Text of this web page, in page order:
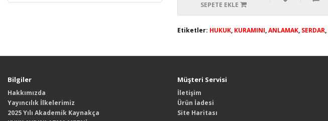
SEPETE EKLE
Etiketler: HUKUK, KURAMINI,ANLAMAK, SERDAR,
Bilgiler
Hakkımızda
Yayıncılık İlkelerimiz
2025 Yılı Akademik Kaynakça
Müşteri Servisi
İletişim
Ürün İadesi
Site Haritası